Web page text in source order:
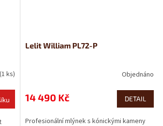
(1 ks)
Lelit William PL72-P
Objednáno
14 490 Kč DETAIL
Profesionální mlýnek s kónickými kameny